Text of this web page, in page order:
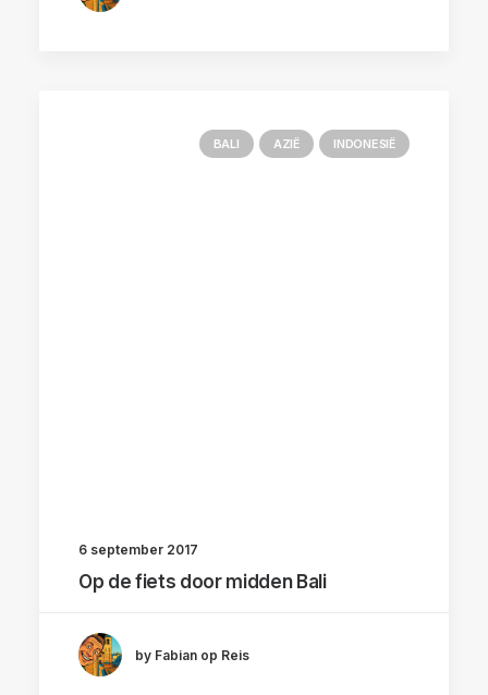
BALI AZIË INDONESIË
6 september 2017
Op de fiets door midden Bali
by Fabian op Reis